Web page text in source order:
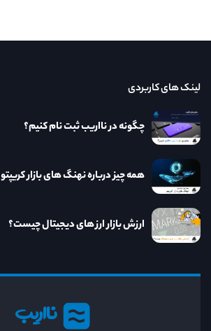
نااریب
لینک های کاربردی
چگونه در نااریب ثبت نام کنیم؟
همه چیز درباره نهنگ های بازار کریپتو
ارزش بازار ارز های دیجیتال چیست؟